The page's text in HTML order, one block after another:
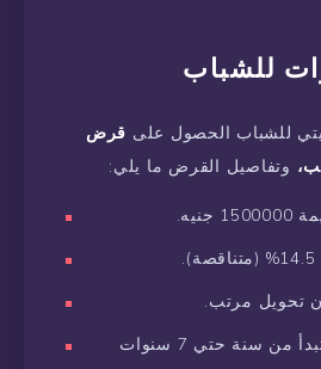
للشباب
للشباب الحصول على قرض
وتفاصيل القرض ما يلي:
تحويل مرتب.
من سنة حتي 7 سنوات